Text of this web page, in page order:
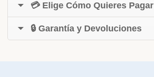
💳 Elige Cómo Quieres Pagar
🔒 Garantía y Devoluciones